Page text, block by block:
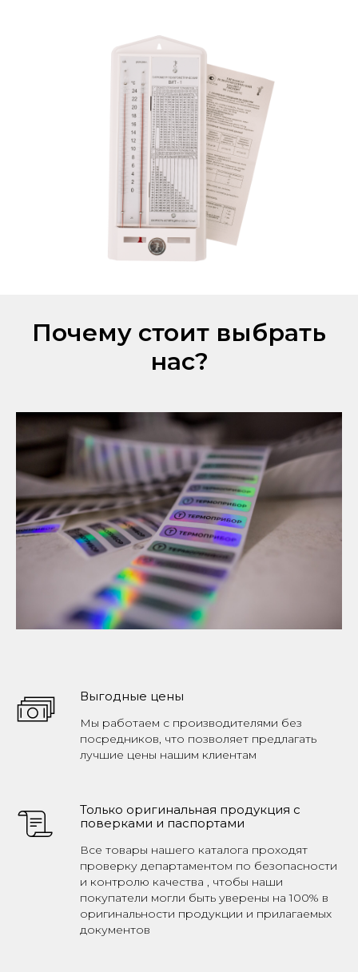
Почему стоит выбрать
нас?
Выгодные цены
Мы работаем с производителями без
посредников, что позволяет предлагать
лучшие цены нашим клиентам
Только оригинальная продукция с
поверками и паспортами
Все товары нашего каталога проходят
проверку департаментом по безопасности
и контролю качества , чтобы наши
покупатели могли быть уверены на 100% в
оригинальности продукции и прилагаемых
документов